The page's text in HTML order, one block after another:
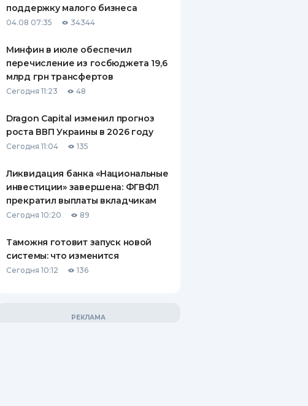
ПУТЕВОДИТЕЛИ ПО
ВСЕ СТРАХОВЫЕ ПОЛИСЫ
СТРАХОВЫЕ КОМПАНИИ
КОМПАНИЯХ
поддержку малого бизнеса
04.08 07:35 34344
Минфин в июле обеспечил
перечисление из госбюджета 19,6
млрд грн трансфертов
Сегодня 11:23 48
Dragon Capital изменил прогноз
роста ВВП Украины в 2026 году
Сегодня 11:04 135
Ликвидация банка «Национальные
инвестиции» завершена: ФГВФЛ
прекратил выплаты вкладчикам
Сегодня 10:20 89
Таможня готовит запуск новой
системы: что изменится
Сегодня 10:12 136